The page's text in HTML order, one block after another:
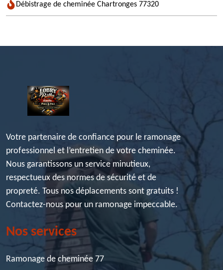
Débistrage de cheminée Chartronges 77320
Votre partenaire de confiance pour le ramonage
professionnel et l’entretien de votre cheminée.
Nous garantissons un service minutieux,
respectueux des normes de sécurité et de
propreté. Tous nos déplacements sont gratuits !
Contactez-nous pour un ramonage impeccable.
Nos services
Ramonage de cheminée 77